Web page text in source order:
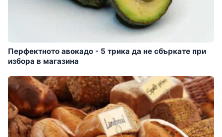
Перфектното авокадо - 5 трика да не сбъркате при
избора в магазина